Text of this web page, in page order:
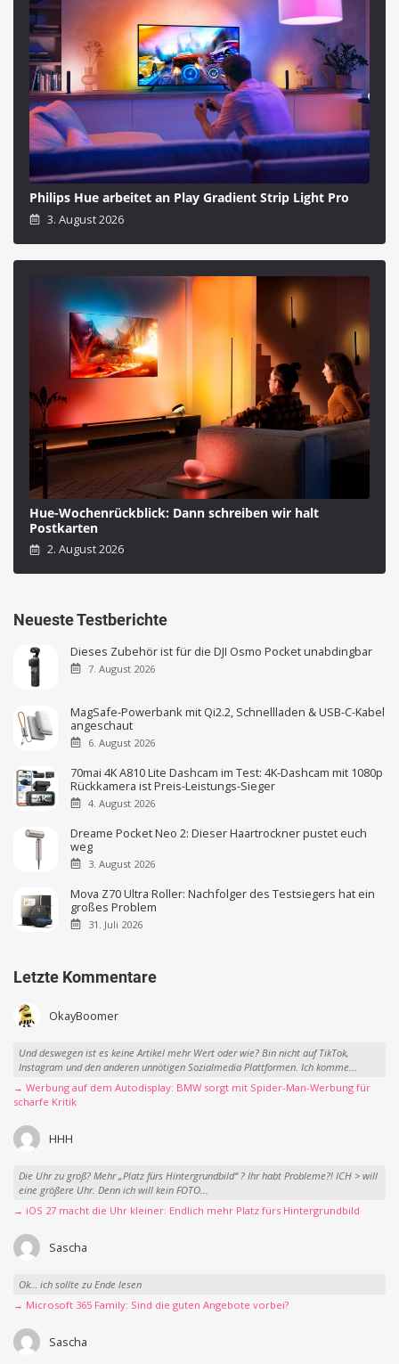
Philips Hue arbeitet an Play Gradient Strip Light Pro
3. August 2026
Hue-Wochenrückblick: Dann schreiben wir halt
Postkarten
2. August 2026
Neueste Testberichte
Dieses Zubehör ist für die DJI Osmo Pocket unabdingbar
7. August 2026
MagSafe-Powerbank mit Qi2.2, Schnellladen & USB-C-Kabel
angeschaut
6. August 2026
70mai 4K A810 Lite Dashcam im Test: 4K-Dashcam mit 1080p
Rückkamera ist Preis-Leistungs-Sieger
4. August 2026
Dreame Pocket Neo 2: Dieser Haartrockner pustet euch
weg
3. August 2026
Mova Z70 Ultra Roller: Nachfolger des Testsiegers hat ein
großes Problem
31. Juli 2026
Letzte Kommentare
OkayBoomer
Und deswegen ist es keine Artikel mehr Wert oder wie? Bin nicht auf TikTok,
Instagram und den anderen unnötigen Sozialmedia Plattformen. Ich komme...
→ Werbung auf dem Autodisplay: BMW sorgt mit Spider-Man-Werbung für
scharfe Kritik
HHH
Die Uhr zu groß? Mehr „Platz fürs Hintergrundbild“ ? Ihr habt Probleme?! ICH > will
eine größere Uhr. Denn ich will kein FOTO...
→ iOS 27 macht die Uhr kleiner: Endlich mehr Platz fürs Hintergrundbild
Sascha
Ok… ich sollte zu Ende lesen
→ Microsoft 365 Family: Sind die guten Angebote vorbei?
Sascha